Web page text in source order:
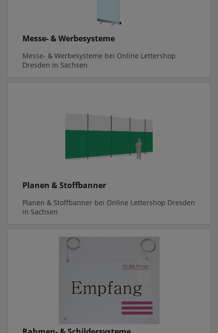
Messe- & Werbesysteme
Messe- & Werbesysteme bei Online Lettershop
Dresden in Sachsen
Planen & Stoffbanner
Planen & Stoffbanner bei Online Lettershop Dresden
in Sachsen